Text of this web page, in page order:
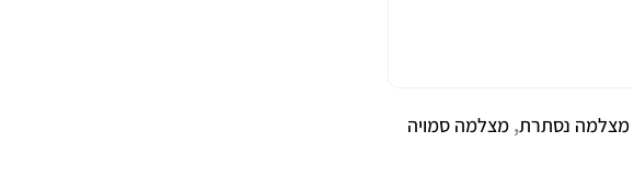
מצלמה נסתרת, מצלמה סמויה